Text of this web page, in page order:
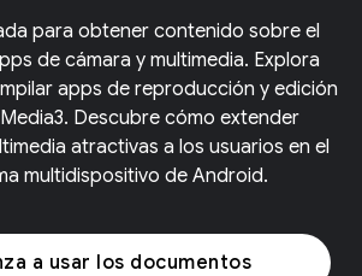
para obtener contenido sobre el
de cámara y multimedia. Explora
apps de reproducción y edición
Descubre cómo extender
atractivas a los usuarios en el
multidispositivo de Android.
a usar los documentos